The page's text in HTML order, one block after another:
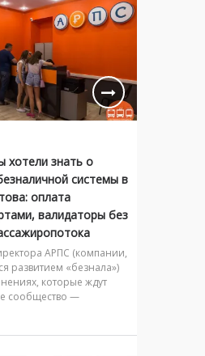
хотели знать о
системы в
оплата
валидаторы без
АРПС (компании,
развитием «безнала»)
которые ждут
сообщество —